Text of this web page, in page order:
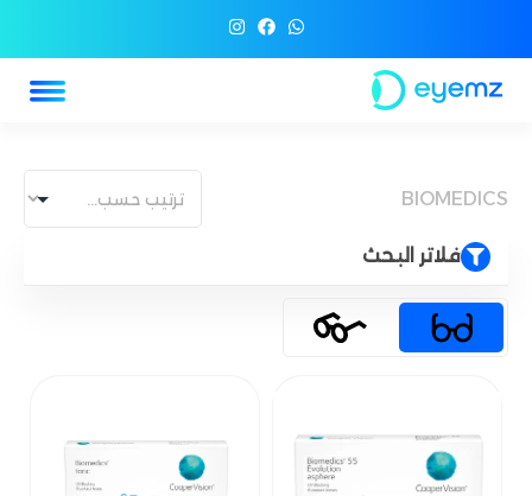
BIOMEDICS
فلاتر البحث